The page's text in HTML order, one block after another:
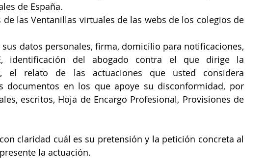
de España.
las Ventanillas virtuales de las webs de los colegios de
datos personales, firma, domicilio para notificaciones,
identificación del abogado contra el que dirige la
el relato de las actuaciones que usted considera
documentos en los que apoye su disconformidad, por
escritos, Hoja de Encargo Profesional, Provisiones de
claridad cuál es su pretensión y la petición concreta al
la actuación.